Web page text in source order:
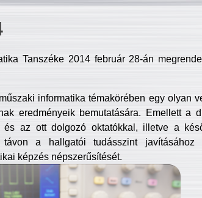
Tanszéke 2014 február 28-án
informatika témakörében egy olyan
eredményeik bemutatására. Emellett a
és az ott dolgozó oktatókkal, illetve a
a hallgatói tudásszint
képzés népszerűsítését.